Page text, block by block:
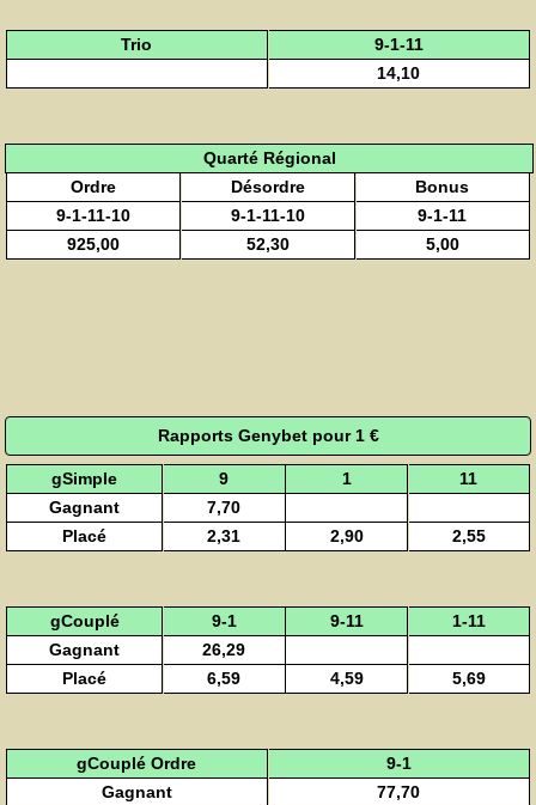
Trio
9-1-11
14,10
Quarté Régional
Ordre
Désordre
Bonus
9-1-11-10
9-1-11-10
9-1-11
925,00
52,30 5,00
Rapports Genybet pour 1 €
gSimple 9 1
11
Gagnant
7,70
Placé
2,31 2,90 2,55
gCouplé 9-1 9-11
1-11
Gagnant
26,29
Placé
6,59 4,59 5,69
gCouplé Ordre
9-1
Gagnant
77,70